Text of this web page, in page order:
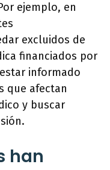
ejemplo, en
excluidos de
financiados por
informado
que afectan
y buscar
han